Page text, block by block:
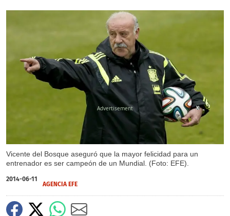
Vicente del Bosque aseguró que la mayor felicidad para un
entrenador es ser campeón de un Mundial. (Foto: EFE).
X
2014-06-11
AGENCIA EFE